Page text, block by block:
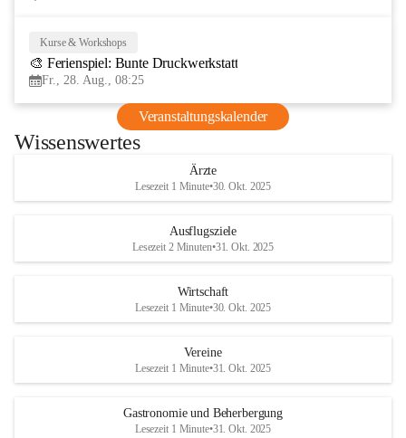
Kurse & Workshops
🎨 Ferienspiel: Bunte Druckwerkstatt
Fr., 28. Aug., 08:25
Veranstaltungskalender
Wissenswertes
Ärzte
Lesezeit 1 Minute•30. Okt. 2025
Ausflugsziele
Lesezeit 2 Minuten•31. Okt. 2025
Wirtschaft
Lesezeit 1 Minute•30. Okt. 2025
Vereine
Lesezeit 1 Minute•31. Okt. 2025
Gastronomie und Beherbergung
Lesezeit 1 Minute•31. Okt. 2025